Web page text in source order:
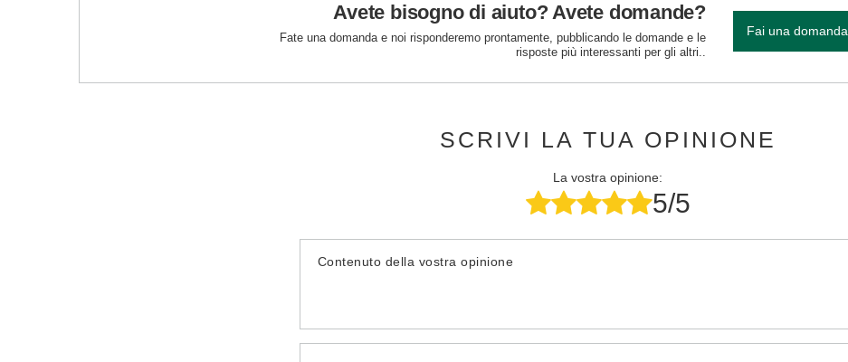
Avete bisogno di aiuto? Avete domande?
Fate una domanda e noi risponderemo prontamente, pubblicando le domande e le
risposte più interessanti per gli altri..
Fai una domanda
SCRIVI LA TUA OPINIONE
La vostra opinione:
5/5
Contenuto della vostra opinione